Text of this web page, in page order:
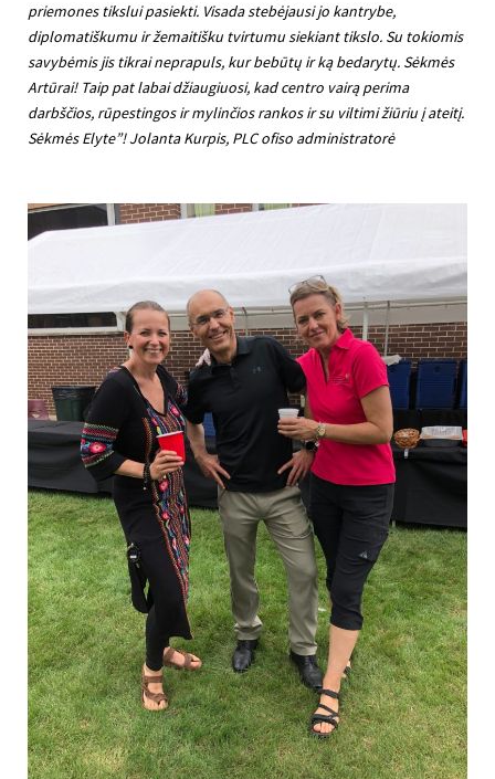
priemones tikslui pasiekti. Visada stebėjausi jo kantrybe,
diplomatiškumu ir žemaitišku tvirtumu siekiant tikslo. Su tokiomis
savybėmis jis tikrai neprapuls, kur bebūtų ir ką bedarytų. Sėkmės
Artūrai! Taip pat labai džiaugiuosi, kad centro vairą perima
darbščios, rūpestingos ir mylinčios rankos ir su viltimi žiūriu į ateitį.
Sėkmės Elyte”! Jolanta Kurpis, PLC ofiso administratorė